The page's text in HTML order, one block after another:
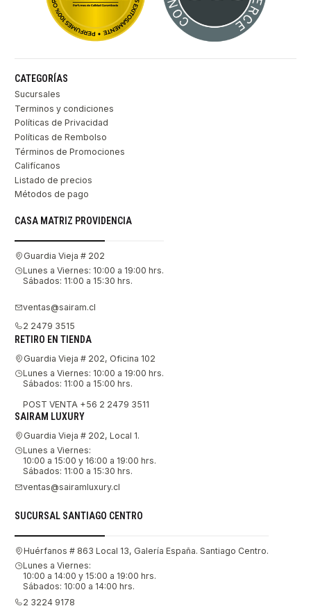
CATEGORÍAS
Sucursales
Terminos y condiciones
Políticas de Privacidad
Políticas de Rembolso
Términos de Promociones
Califícanos
Listado de precios
Métodos de pago
CASA MATRIZ PROVIDENCIA
Guardia Vieja # 202
Lunes a Viernes: 10:00 a 19:00 hrs.
Sábados: 11:00 a 15:30 hrs.
ventas@sairam.cl
2 2479 3515
RETIRO EN TIENDA
Guardia Vieja # 202, Oficina 102
Lunes a Viernes: 10:00 a 19:00 hrs.
Sábados: 11:00 a 15:00 hrs.
POST VENTA +56 2 2479 3511
SAIRAM LUXURY
Guardia Vieja # 202, Local 1.
Lunes a Viernes:
10:00 a 15:00 y 16:00 a 19:00 hrs.
Sábados: 11:00 a 15:30 hrs.
ventas@sairamluxury.cl
SUCURSAL SANTIAGO CENTRO
Huérfanos # 863 Local 13, Galería España. Santiago Centro.
Lunes a Viernes:
10:00 a 14:00 y 15:00 a 19:00 hrs.
Sábados: 10:00 a 14:00 hrs.
2 3224 9178